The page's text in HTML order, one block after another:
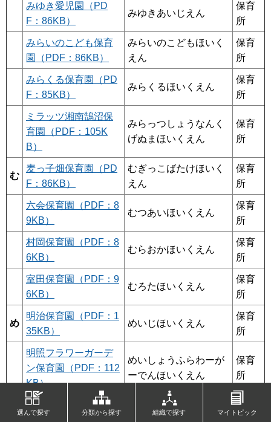
みゆき愛児園（PD
F：86KB）
みゆきあいじえん
保育
所
みらいのこども保育
園（PDF：86KB）
みらいのこどもほいく
えん
保育
所
みらくる保育園（PD
F：85KB）
みらくるほいくえん
保育
所
ミラッツ湘南鵠沼保
育園（PDF：105K
B）
みらっつしょうなんく
げぬまほいくえん
保育
所
む
麦っ子畑保育園（PD
F：86KB）
むぎっこばたけほいく
えん
保育
所
六会保育園（PDF：8
9KB）
むつあいほいくえん
保育
所
村岡保育園（PDF：8
6KB）
むらおかほいくえん
保育
所
室田保育園（PDF：9
6KB）
むろたほいくえん
保育
所
め
明治保育園（PDF：1
35KB）
めいじほいくえん
保育
所
明照フラワーガーデ
ン保育園（PDF：112
KB）
めいしょうふらわーが
ーでんほいくえん
保育
所
メリーポピンズ海老
めりーぽぴんずえびな 保育
選んで探す 分類から探す 組織で探す マイトピック